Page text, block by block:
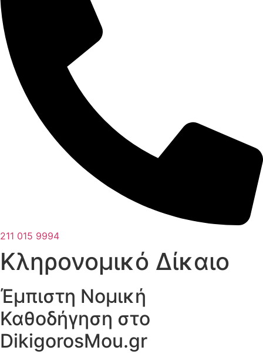
211 015 9994
Κληρονομικό Δίκαιο
Έμπιστη Νομική
Καθοδήγηση στο
DikigorosMou.gr